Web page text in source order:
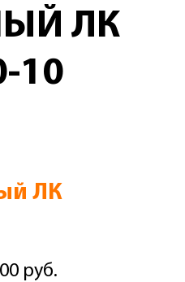
ЛК
10
ЛК
руб.